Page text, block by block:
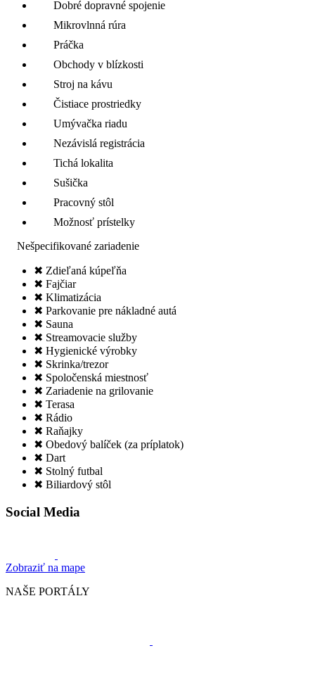
Dobré dopravné spojenie
Mikrovlnná rúra
Práčka
Obchody v blízkosti
Stroj na kávu
Čistiace prostriedky
Umývačka riadu
Nezávislá registrácia
Tichá lokalita
Sušička
Pracovný stôl
Možnosť prístelky
Nešpecifikované zariadenie
✖ Zdieľaná kúpeľňa
✖ Fajčiar
✖ Klimatizácia
✖ Parkovanie pre nákladné autá
✖ Sauna
✖ Streamovacie služby
✖ Hygienické výrobky
✖ Skrinka/trezor
✖ Spoločenská miestnosť
✖ Zariadenie na grilovanie
✖ Terasa
✖ Rádio
✖ Raňajky
✖ Obedový balíček (za príplatok)
✖ Dart
✖ Stolný futbal
✖ Biliardový stôl
Social Media
Zobraziť na mape
NAŠE PORTÁLY